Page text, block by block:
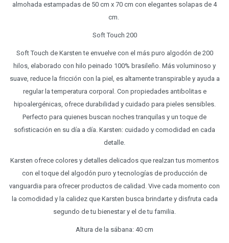
almohada estampadas de 50 cm x 70 cm con elegantes solapas de 4
cm.
Soft Touch 200
Soft Touch de Karsten te envuelve con el más puro algodón de 200
hilos, elaborado con hilo peinado 100% brasileño. Más voluminoso y
suave, reduce la fricción con la piel, es altamente transpirable y ayuda a
regular la temperatura corporal. Con propiedades antibolitas e
hipoalergénicas, ofrece durabilidad y cuidado para pieles sensibles.
Perfecto para quienes buscan noches tranquilas y un toque de
sofisticación en su día a día. Karsten: cuidado y comodidad en cada
detalle.
Karsten ofrece colores y detalles delicados que realzan tus momentos
con el toque del algodón puro y tecnologías de producción de
vanguardia para ofrecer productos de calidad. Vive cada momento con
la comodidad y la calidez que Karsten busca brindarte y disfruta cada
segundo de tu bienestar y el de tu familia.
Altura de la sábana: 40 cm